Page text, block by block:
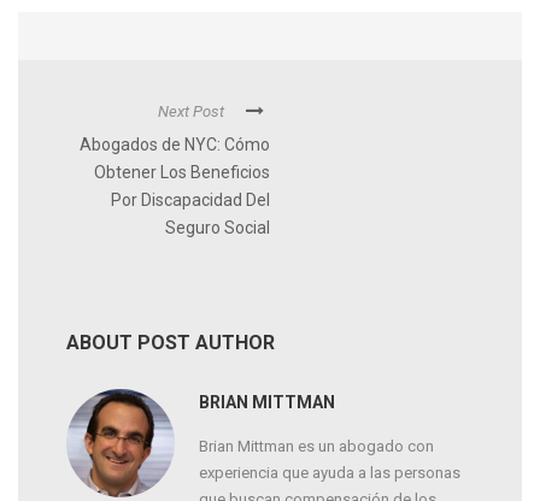
Next Post
Abogados de NYC: Cómo
Obtener Los Beneficios
Por Discapacidad Del
Seguro Social
ABOUT POST AUTHOR
BRIAN MITTMAN
Brian Mittman es un abogado con
experiencia que ayuda a las personas